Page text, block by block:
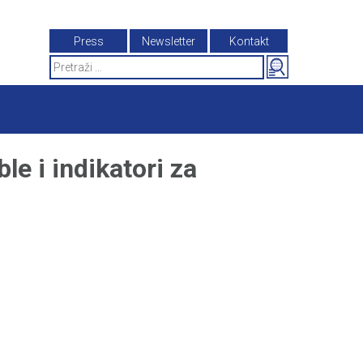
Press Newsletter
Kontakt
Search
for:
i indikatori za